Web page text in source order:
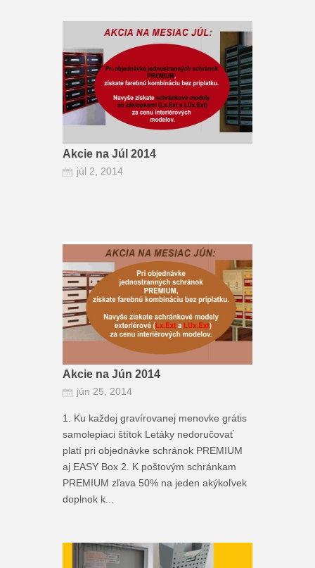
Akcie na Júl 2014
júl 2, 2014
Akcie na Jún 2014
jún 25, 2014
1. Ku každej gravírovanej menovke grátis
samolepiaci štítok Letáky nedoručovať
platí pri objednávke schránok PREMIUM
aj EASY Box 2. K poštovým schránkam
PREMIUM zľava 50% na jeden akýkoľvek
doplnok k...